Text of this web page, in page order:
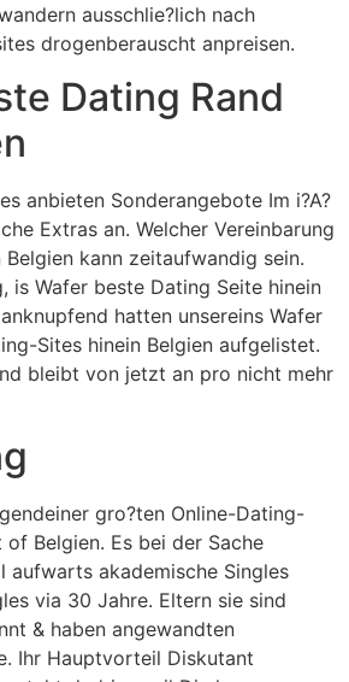
ausschlie?lich nach
drogenberauscht anpreisen.
Dating Rand
anbieten Sonderangebote Im i?A?
Extras an. Welcher Vereinbarung
kann zeitaufwandig sein.
is Wafer beste Dating Seite hinein
hatten unsereins Wafer
Sites hinein Belgien aufgelistet.
bleibt von jetzt an pro nicht mehr
gro?ten Online-Dating-
Belgien. Es bei der Sache
aufwarts akademische Singles
via 30 Jahre. Eltern sie sind
& haben angewandten
Ihr Hauptvorteil Diskutant